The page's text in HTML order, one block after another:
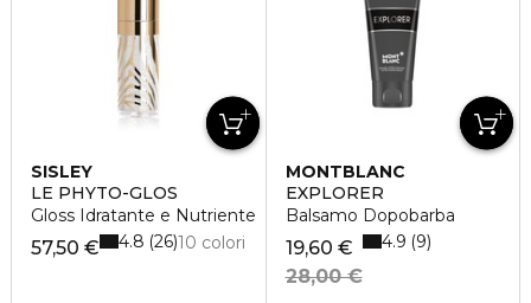
SISLEY
LE PHYTO-GLOS
Gloss Idratante e Nutriente
57,50 € 10 colori
4.8 26
MONTBLANC
EXPLORER
Balsamo Dopobarba
19,60 €
28,00 €
4.9 9